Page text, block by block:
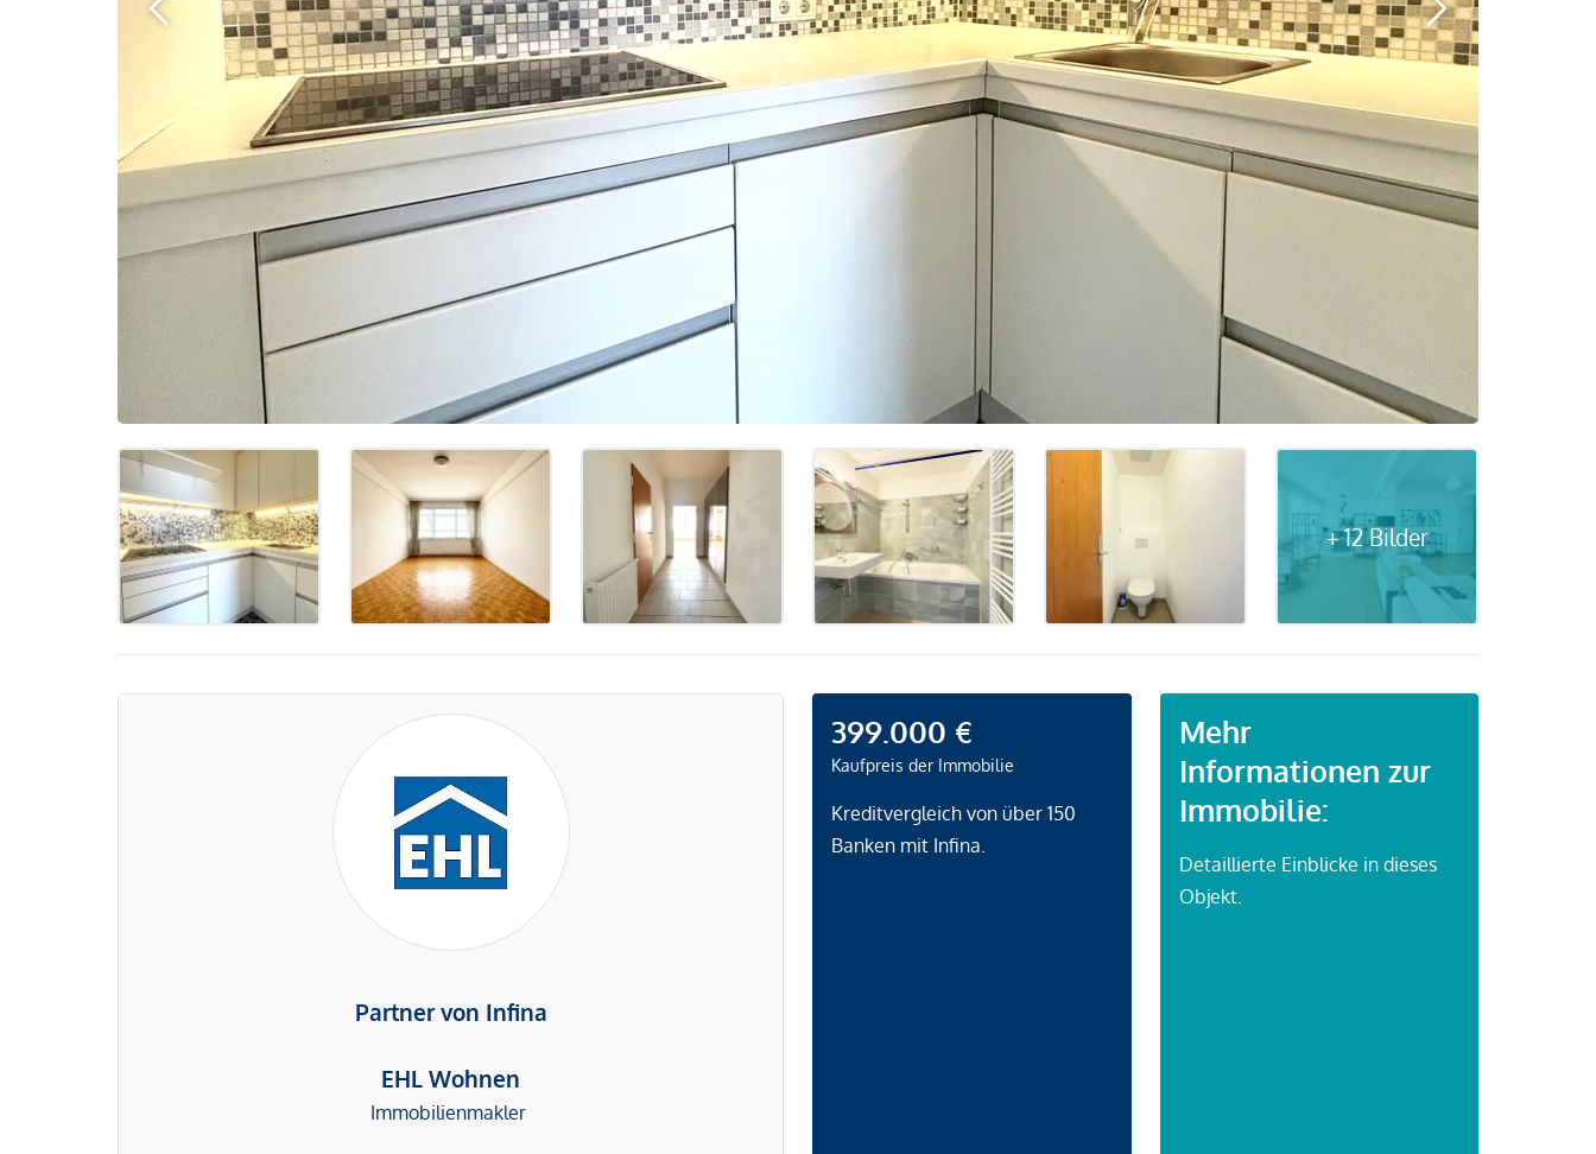
+ 12 Bilder
Partner von Infina
EHL Wohnen
Immobilienmakler
399.000 €
Kaufpreis der Immobilie
Kreditvergleich von über 150
Banken mit Infina.
Mehr
Informationen zur
Immobilie:
Detaillierte Einblicke in dieses
Objekt.